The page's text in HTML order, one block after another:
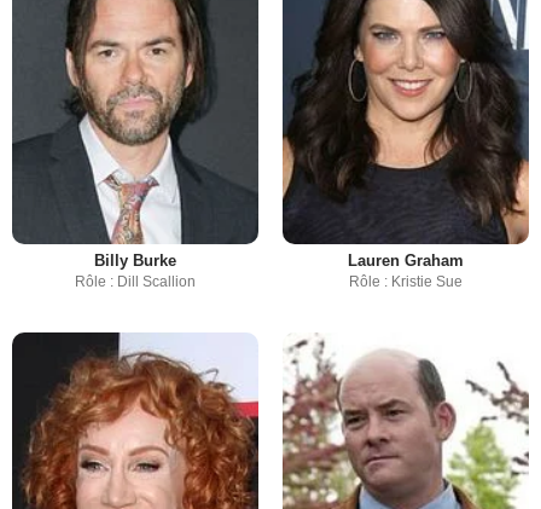
Billy Burke
Rôle : Dill Scallion
Lauren Graham
Rôle : Kristie Sue